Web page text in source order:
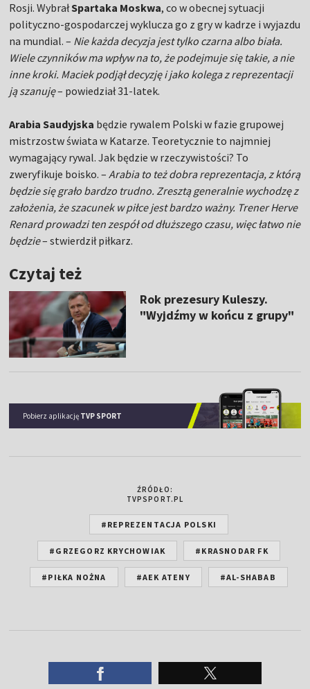
Rosji. WybrałSpartaka Moskwa, co w obecnej sytuacji
polityczno-gospodarczej wyklucza go z gry w kadrze i wyjazdu
na mundial. – Nie każda decyzja jest tylko czarna albo biała.
Wiele czynników ma wpływ na to, że podejmuje się takie, a nie
inne kroki. Maciek podjął decyzję i jako kolega z reprezentacji
ją szanuję– powiedział 31-latek.
Arabia Saudyjska będzie rywalem Polski w fazie grupowej
mistrzostw świata w Katarze. Teoretycznie to najmniej
wymagający rywal. Jak będzie w rzeczywistości? To
zweryfikuje boisko. – Arabia to też dobra reprezentacja, z którą
będzie się grało bardzo trudno. Zresztą generalnie wychodzę z
założenia, że szacunek w piłce jest bardzo ważny. Trener Herve
Renard prowadzi ten zespół od dłuższego czasu, więc łatwo nie
będzie– stwierdził piłkarz.
Czytaj też
Rok prezesury Kuleszy.
"Wyjdźmy w końcu z grupy"
Pobierz aplikację TVP SPORT
ŹRÓDŁO:
TVPSPORT.PL
#REPREZENTACJA POLSKI
#GRZEGORZ KRYCHOWIAK #KRASNODAR FK
#PIŁKA NOŻNA #AEK ATENY #AL-SHABAB